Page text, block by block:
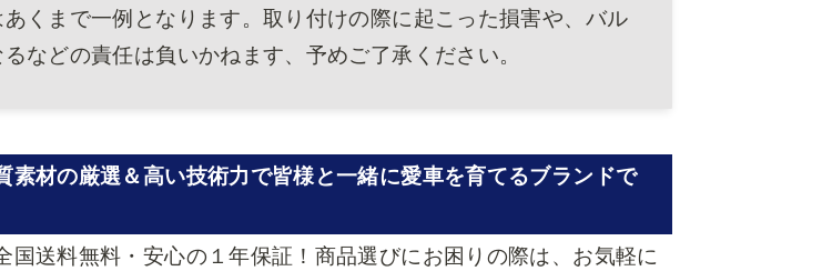
くまで一例となります。取り付けの際に起こった損害や、バル
などの責任は負いかねます、予めご了承ください。
素材の厳選＆高い技術力で皆様と一緒に愛車を育てるブランドで
国送料無料・安心の１年保証！商品選びにお困りの際は、お気軽に